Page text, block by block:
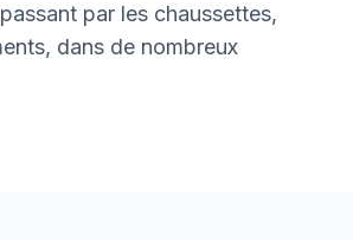
par les chaussettes,
dans de nombreux